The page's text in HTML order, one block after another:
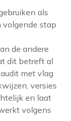
als
volgende stap
de andere
dit betreft al
met vlag
versies
en laat
volgens